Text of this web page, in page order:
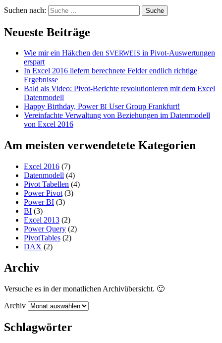
Suchen nach:
Neueste Beiträge
Wie mir ein Häkchen den SVERWEIS in Pivot-Auswertungen
erspart
In Excel 2016 liefern berechnete Felder endlich richtige
Ergebnisse
Bald als Video: Pivot-Berichte revolutionieren mit dem Excel
Datenmodell
Happy Birthday, PowerBI User Group Frankfurt!
Vereinfachte Verwaltung von Beziehungen im Datenmodell
von Excel 2016
Am meisten verwendetete Kategorien
Excel 2016 (7)
Datenmodell (4)
Pivot Tabellen (4)
Power Pivot (3)
Power BI (3)
BI (3)
Excel 2013 (2)
Power Query (2)
PivotTables (2)
DAX (2)
Archiv
Versuche es in der monatlichen Archivübersicht. 🙂
Archiv
Schlagwörter